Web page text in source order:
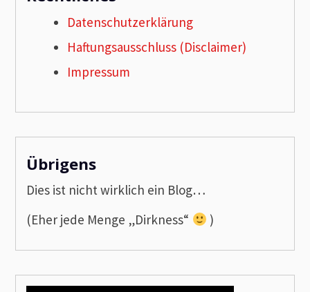
Datenschutzerklärung
Haftungsausschluss (Disclaimer)
Impressum
Übrigens
Dies ist nicht wirklich ein Blog…
(Eher jede Menge „Dirkness“
)